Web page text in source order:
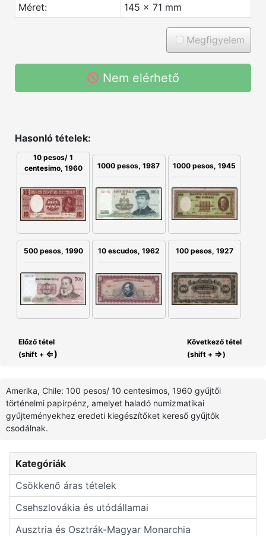
Kategóriák
Csökkenő áras tételek
Csehszlovákia és utódállamai
Ausztria és Osztrák-Magyar Monarchia
Méret:
145 x 71 mm
Megfigyelem
Nem elérhető
Hasonló tételek:
10 pesos/ 1
centesimo, 1960
1000 pesos, 1987 1000 pesos, 1945
500 pesos, 1990 10 escudos, 1962 100 pesos, 1927
Előző tétel
(shift + ⇐)
Következő tétel
(shift + ⇒)
Amerika, Chile: 100 pesos/ 10 centesimos, 1960 gyűjtői
történelmi papírpénz, amelyet haladó numizmatikai
gyűjteményekhez eredeti kiegészítőket kereső gyűjtők
csodálnak.